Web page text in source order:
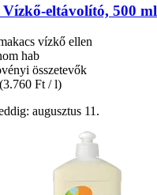
Vízkő-​eltávolító, 500 ml
vízkő ellen
hab
összetevők
(3.760 Ft / l)
augusztus 11.